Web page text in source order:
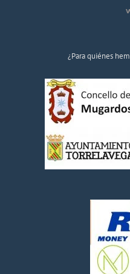
¿Para quiénes